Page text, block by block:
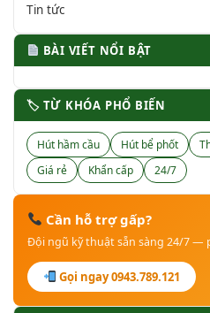
Tin tức
BÀI VIẾT NỔI BẬT
🏷 TỪ KHÓA PHỔ BIẾN
Hút hầm cầu Hút bể phốt
Giá rẻ
Khẩn cấp 24/7
Cần hỗ trợ gấp?
Đội ngũ kỹ thuật sẵn sàng 24/7 —
Gọi ngay 0943.789.121